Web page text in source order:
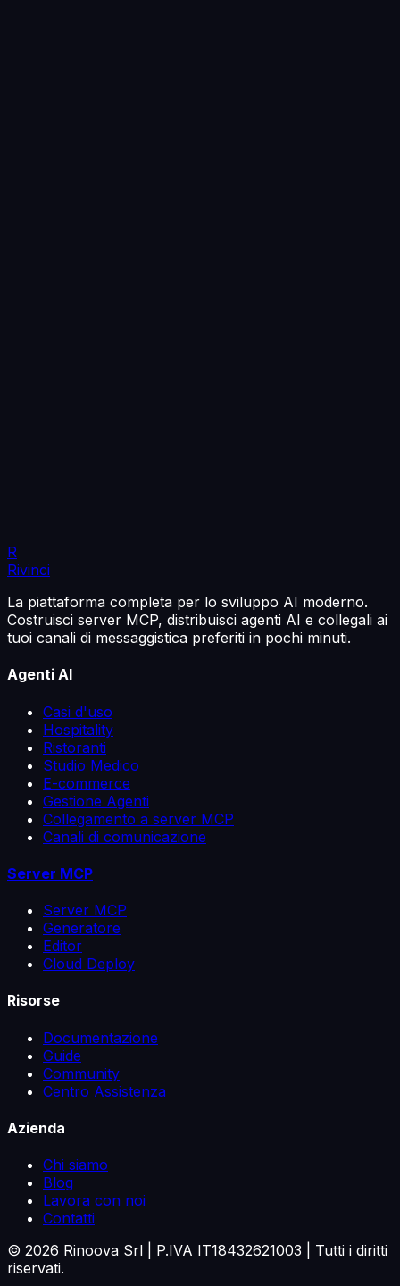
R
Rivinci
La piattaforma completa per lo sviluppo AI moderno.
Costruisci server MCP, distribuisci agenti AI e collegali ai
tuoi canali di messaggistica preferiti in pochi minuti.
Agenti AI
Casi d'uso
Hospitality
Ristoranti
Studio Medico
E-commerce
Gestione Agenti
Collegamento a server MCP
Canali di comunicazione
Server MCP
Server MCP
Generatore
Editor
Cloud Deploy
Risorse
Documentazione
Guide
Community
Centro Assistenza
Azienda
Chi siamo
Blog
Lavora con noi
Contatti
© 2026 Rinoova Srl | P.IVA IT18432621003 | Tutti i diritti
riservati.